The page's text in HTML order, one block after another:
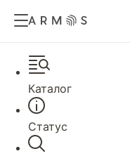
Каталог
Статус